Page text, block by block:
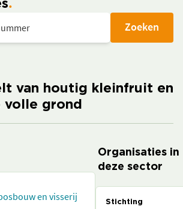
Zoeken
van houtig kleinfruit en
volle grond
en visserij
Organisaties in
deze sector
Stichting